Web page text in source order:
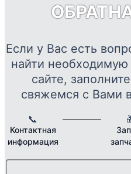
Если у Вас есть
найти
сайте,
свяжемся с Вами
📞
Контактная
информация